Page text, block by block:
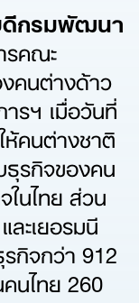
ดีกรมพัฒนา
รคณะ
คนต่างด้าว
รฯ เมื่อวันที่
คนต่างชาติ
รกิจของคน
นไทย ส่วน
ะเยอรมนี
กิจกว่า 912
นไทย 260